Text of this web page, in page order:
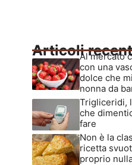
ArticoliAl mercato
con una
dolce che
nonna da
Trigliceridi,
che
fare
Non è la
ricetta
proprio